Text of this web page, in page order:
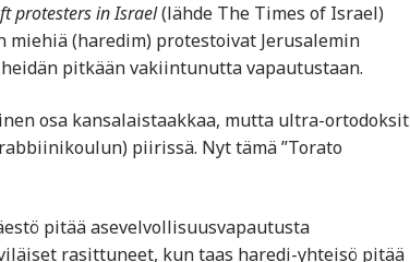
protesters in Israel(lähde The Times of Israel)
(haredim) protestoivat Jerusalemin
pitkään vakiintunutta vapautustaan.
osa kansalaistaakkaa, mutta ultra-ortodoksit
piirissä. Nyt tämä ”Torato
pitää asevelvollisuusvapautusta
rasittuneet, kun taas haredi-yhteisö pitää